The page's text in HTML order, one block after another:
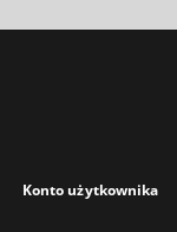
Konto użytkownika